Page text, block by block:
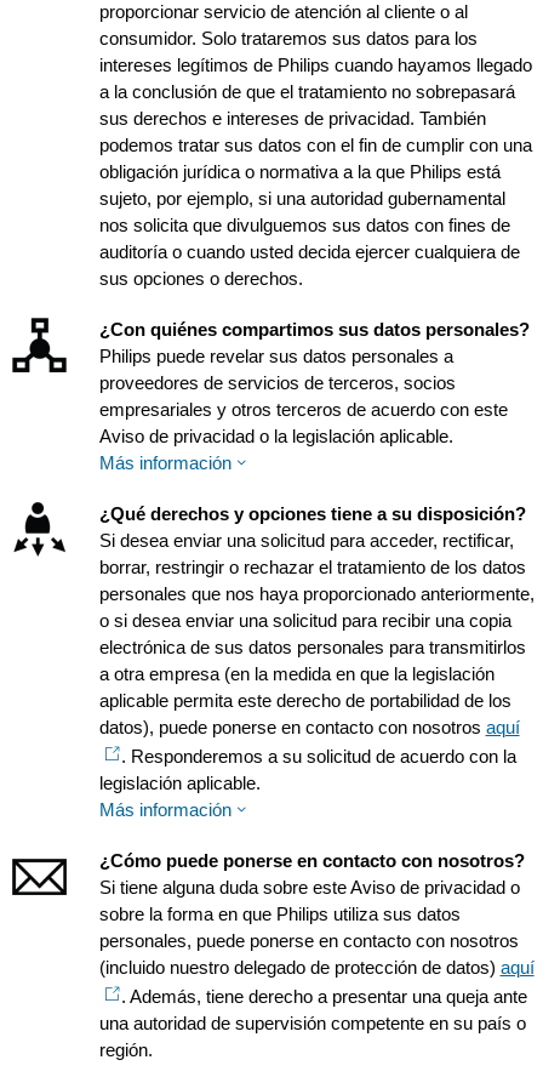
proporcionar servicio de atención al cliente o al
consumidor. Solo trataremos sus datos para los
intereses legítimos de Philips cuando hayamos llegado
a la conclusión de que el tratamiento no sobrepasará
sus derechos e intereses de privacidad. También
podemos tratar sus datos con el fin de cumplir con una
obligación jurídica o normativa a la que Philips está
sujeto, por ejemplo, si una autoridad gubernamental
nos solicita que divulguemos sus datos con fines de
auditoría o cuando usted decida ejercer cualquiera de
sus opciones o derechos.
¿Con quiénes compartimos sus datos personales?
Philips puede revelar sus datos personales a
proveedores de servicios de terceros, socios
empresariales y otros terceros de acuerdo con este
Aviso de privacidad o la legislación aplicable.
Más información
¿Qué derechos y opciones tiene a su disposición?
Si desea enviar una solicitud para acceder, rectificar,
borrar, restringir o rechazar el tratamiento de los datos
personales que nos haya proporcionado anteriormente,
o si desea enviar una solicitud para recibir una copia
electrónica de sus datos personales para transmitirlos
a otra empresa (en la medida en que la legislación
aplicable permita este derecho de portabilidad de los
datos), puede ponerse en contacto con nosotros aquí
. Responderemos a su solicitud de acuerdo con la
legislación aplicable.
Más información
¿Cómo puede ponerse en contacto con nosotros?
Si tiene alguna duda sobre este Aviso de privacidad o
sobre la forma en que Philips utiliza sus datos
personales, puede ponerse en contacto con nosotros
(incluido nuestro delegado de protección de datos) aquí
. Además, tiene derecho a presentar una queja ante
una autoridad de supervisión competente en su país o
región.